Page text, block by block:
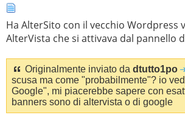
Ha AlterSito con il vecchio Wordpress
AlterVista che si attivava dal pannello
Originalmente inviato da dtutto1po
scusa ma come "probabilmente"? io
Google", mi piacerebbe sapere con
banners sono di altervista o di google